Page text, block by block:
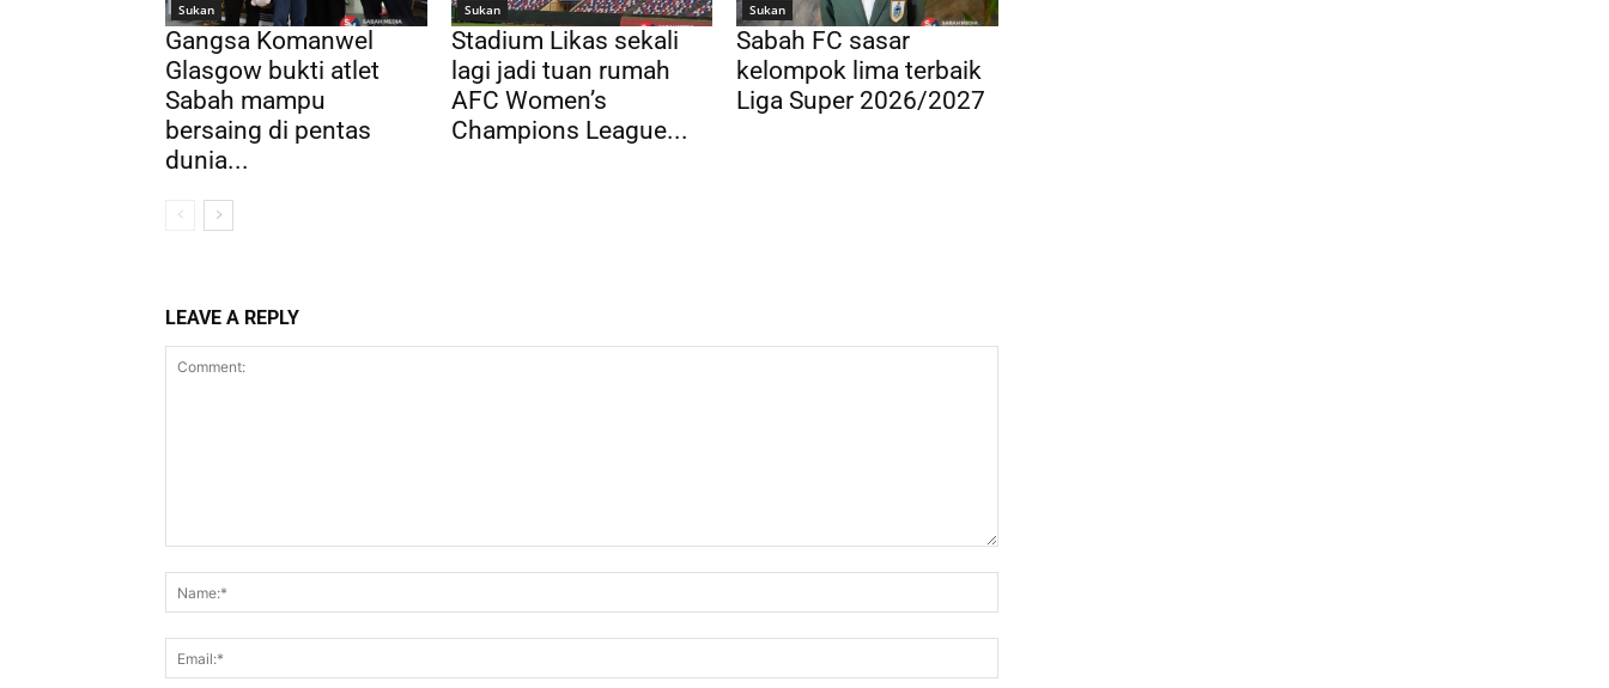
Sukan
Gangsa Komanwel
Glasgow bukti atlet
Sabah mampu
bersaing di pentas
dunia...
Sukan
Stadium Likas sekali
lagi jadi tuan rumah
AFC Women’s
Champions League...
Sukan
Sabah FC sasar
kelompok lima terbaik
Liga Super 2026/2027
LEAVE A REPLY